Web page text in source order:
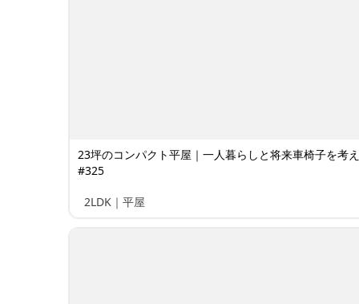
23坪のコンパクト平屋｜一人暮らしと将来車椅子を考
#325
2LDK｜平屋